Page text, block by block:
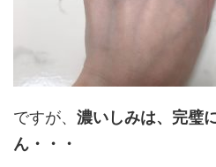
ですが、 濃いしみは、完璧
ん・・・